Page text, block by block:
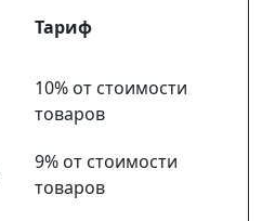
Тариф
10% от стоимости
товаров
9% от стоимости
товаров